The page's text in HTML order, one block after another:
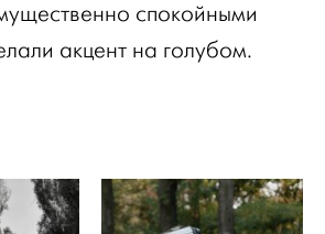
спокойными
акцент на голубом.